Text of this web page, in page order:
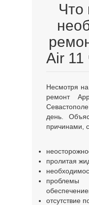
Что
Air 11
Несмотря на
ремонт
день.
причинами,
пролитая
отсутствие